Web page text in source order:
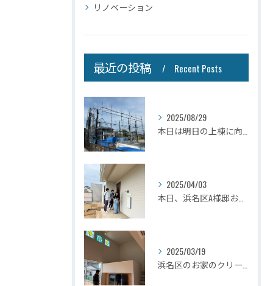
リノベーション
最近の投稿 Recent Posts
2025/08/29
2025/04/03
2025/03/19